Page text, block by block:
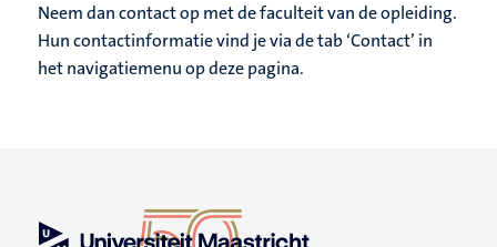
Neem dan contact op met de faculteit van de opleiding.
Hun contactinformatie vind je via de tab ‘Contact’ in
het navigatiemenu op deze pagina.